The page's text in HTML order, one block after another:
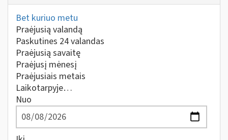
Bet kuriuo metu
Praėjusią valandą
Paskutines 24 valandas
Praėjusią savaitę
Praėjusį mėnesį
Praėjusiais metais
Laikotarpyje…
Nuo